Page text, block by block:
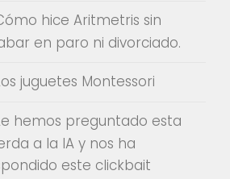
hice Aritmetris sin
en paro ni divorciado.
juguetes Montessori
hemos preguntado esta
a la IA y nos ha
este clickbait